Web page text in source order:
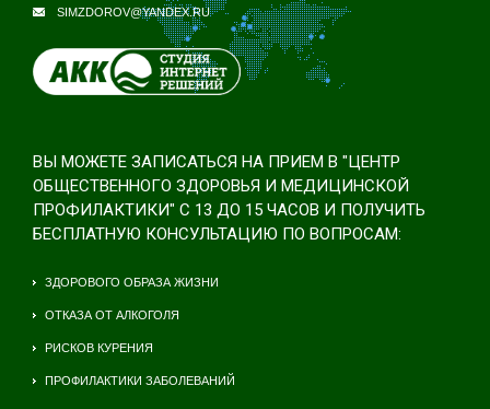
SIMZDOROV@YANDEX.RU
ВЫ МОЖЕТЕ ЗАПИСАТЬСЯ НА ПРИЕМ В "ЦЕНТР
ОБЩЕСТВЕННОГО ЗДОРОВЬЯ И МЕДИЦИНСКОЙ
ПРОФИЛАКТИКИ" С 13 ДО 15 ЧАСОВ И ПОЛУЧИТЬ
БЕСПЛАТНУЮ КОНСУЛЬТАЦИЮ ПО ВОПРОСАМ:
ЗДОРОВОГО ОБРАЗА ЖИЗНИ
ОТКАЗА ОТ АЛКОГОЛЯ
РИСКОВ КУРЕНИЯ
ПРОФИЛАКТИКИ ЗАБОЛЕВАНИЙ